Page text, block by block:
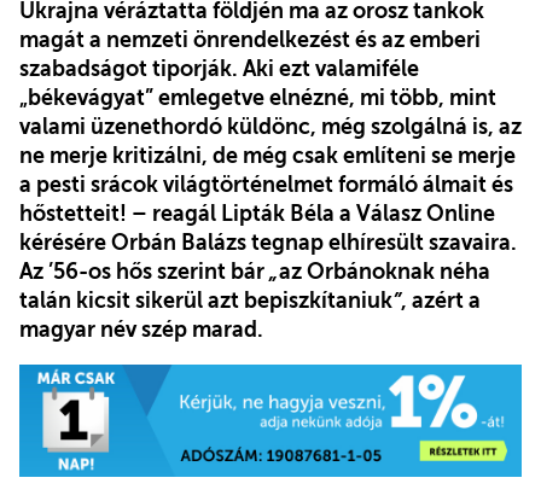
Ukrajna véráztatta földjén ma az orosz tankok
magát a nemzeti önrendelkezést és az emberi
szabadságot tiporják. Aki ezt valamiféle
„békevágyat” emlegetve elnézné, mi több, mint
valami üzenethordó küldönc, még szolgálná is, az
ne merje kritizálni, de még csak említeni se merje
a pesti srácok világtörténelmet formáló álmait és
hőstetteit! – reagál Lipták Béla a Válasz Online
kérésére Orbán Balázs tegnap elhíresült szavaira.
Az ’56-os hős szerint bár „az Orbánoknak néha
talán kicsit sikerül azt bepiszkítaniuk”, azért a
magyar név szép marad.